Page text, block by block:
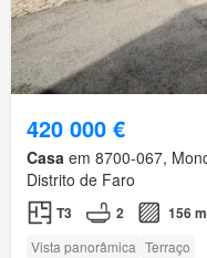
420 000 €
Casa em 8700-067,
Distrito de Faro
T3 2 156
Vista panorâmica Terraço